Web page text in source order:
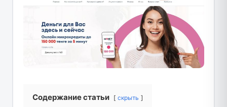
Содержание статьи скрыть